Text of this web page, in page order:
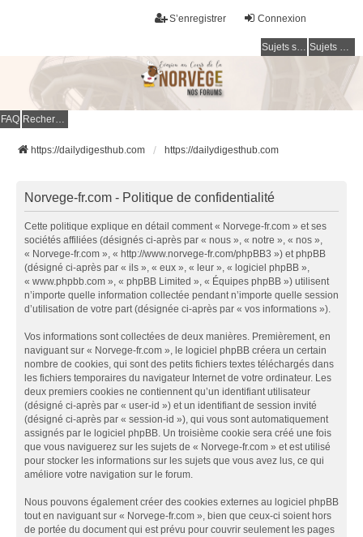
Connexion
S’enregistrer
Sujets sans réponse Sujets actifs
FAQ Rechercher
https://dailydigesthub.com https://dailydigesthub.com
Norvege-fr.com - Politique de confidentialité
Cette politique explique en détail comment « Norvege-fr.com » et ses
sociétés affiliées (désignés ci-après par « nous », « notre », « nos »,
« Norvege-fr.com », « http://www.norvege-fr.com/phpBB3 ») et phpBB
(désigné ci-après par « ils », « eux », « leur », « logiciel phpBB »,
« www.phpbb.com », « phpBB Limited », « Équipes phpBB ») utilisent
n’importe quelle information collectée pendant n’importe quelle session
d’utilisation de votre part (désignée ci-après par « vos informations »).
Vos informations sont collectées de deux manières. Premièrement, en
naviguant sur « Norvege-fr.com », le logiciel phpBB créera un certain
nombre de cookies, qui sont des petits fichiers textes téléchargés dans
les fichiers temporaires du navigateur Internet de votre ordinateur. Les
deux premiers cookies ne contiennent qu’un identifiant utilisateur
(désigné ci-après par « user-id ») et un identifiant de session invité
(désigné ci-après par « session-id »), qui vous sont automatiquement
assignés par le logiciel phpBB. Un troisième cookie sera créé une fois
que vous naviguerez sur les sujets de « Norvege-fr.com » et est utilisé
pour stocker les informations sur les sujets que vous avez lus, ce qui
améliore votre navigation sur le forum.
Nous pouvons également créer des cookies externes au logiciel phpBB
tout en naviguant sur « Norvege-fr.com », bien que ceux-ci soient hors
de portée du document qui est prévu pour couvrir seulement les pages